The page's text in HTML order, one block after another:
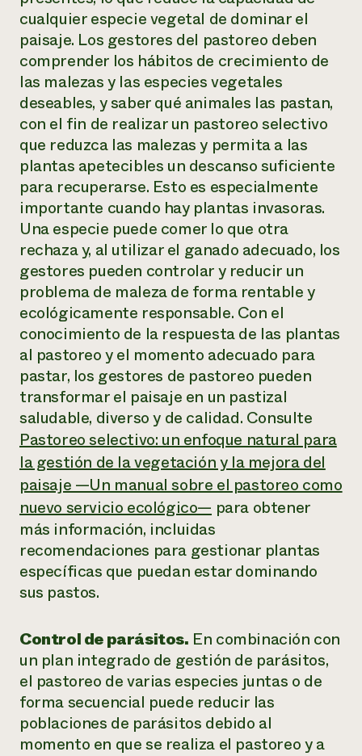
cualquier especie vegetal de dominar el
paisaje. Los gestores del pastoreo deben
comprender los hábitos de crecimiento de
las malezas y las especies vegetales
deseables, y saber qué animales las pastan,
con el fin de realizar un pastoreo selectivo
que reduzca las malezas y permita a las
plantas apetecibles un descanso suficiente
para recuperarse. Esto es especialmente
importante cuando hay plantas invasoras.
Una especie puede comer lo que otra
rechaza y, al utilizar el ganado adecuado, los
gestores pueden controlar y reducir un
problema de maleza de forma rentable y
ecológicamente responsable. Con el
conocimiento de la respuesta de las plantas
al pastoreo y el momento adecuado para
pastar, los gestores de pastoreo pueden
transformar el paisaje en un pastizal
saludable, diverso y de calidad. Consulte
Pastoreo selectivo: un enfoque natural para
la gestión de la vegetación y la mejora del
paisaje —Un manual sobre el pastoreo como
nuevo servicio ecológico— para obtener
más información, incluidas
recomendaciones para gestionar plantas
específicas que puedan estar dominando
sus pastos.
Control de parásitos. En combinación con
un plan integrado de gestión de parásitos,
el pastoreo de varias especies juntas o de
forma secuencial puede reducir las
poblaciones de parásitos debido al
momento en que se realiza el pastoreo y a